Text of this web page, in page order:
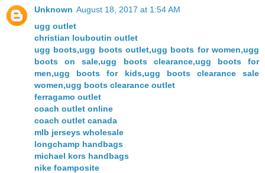
Unknown August 18, 2017 at 1:54 AM
ugg outlet
christian louboutin outlet
ugg boots,ugg boots outlet,ugg boots for women,ugg
boots on sale,ugg boots clearance,ugg boots for
men,ugg boots for kids,ugg boots clearance sale
women,ugg boots clearance outlet
ferragamo outlet
coach outlet online
coach outlet canada
mlb jerseys wholesale
longchamp handbags
michael kors handbags
nike foamposite